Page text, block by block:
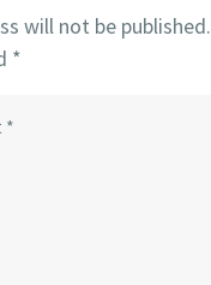
will not be published.
*